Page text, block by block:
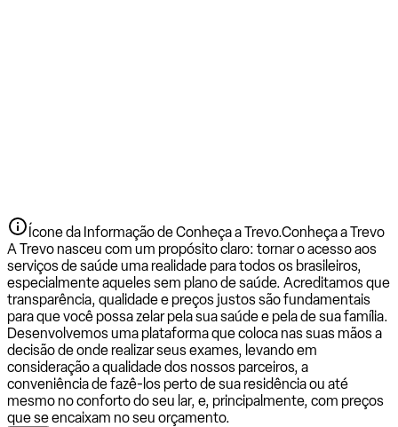
Ícone da Informação de Conheça a Trevo.Conheça a Trevo
A Trevo nasceu com um propósito claro: tornar o acesso aos
serviços de saúde uma realidade para todos os brasileiros,
especialmente aqueles sem plano de saúde. Acreditamos que
transparência, qualidade e preços justos são fundamentais
para que você possa zelar pela sua saúde e pela de sua família.
Desenvolvemos uma plataforma que coloca nas suas mãos a
decisão de onde realizar seus exames, levando em
consideração a qualidade dos nossos parceiros, a
conveniência de fazê-los perto de sua residência ou até
mesmo no conforto do seu lar, e, principalmente, com preços
que se encaixam no seu orçamento.